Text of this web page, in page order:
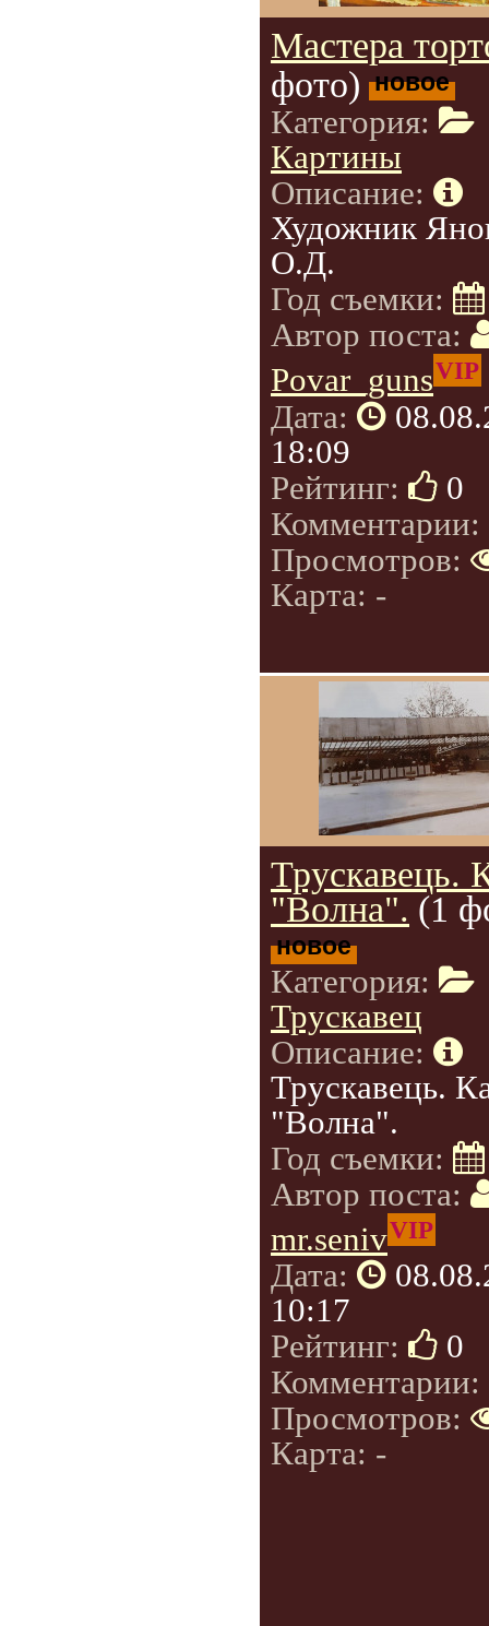
Мастера
фото) новое
Категория:
Картины
Описание:
Художник
О.Д.
Год съемки:
Автор поста:
Povar_gunsVIP
Дата:
18:09
Рейтинг:
0
Комментарии:
Просмотров:
Карта: -
Трускавець.
"Волна". (1
новое
Категория:
Трускавец
Описание:
Трускавець.
"Волна".
Год съемки:
Автор поста:
mr.senivVIP
Дата:
10:17
Рейтинг:
0
Комментарии:
Просмотров:
Карта: -